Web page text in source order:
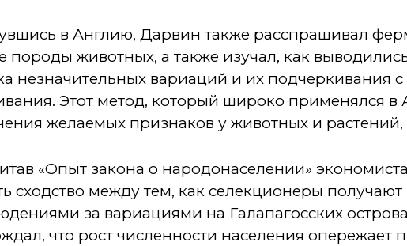
в Англию, Дарвин также расспрашивал
породы животных, а также изучал, как
незначительных вариаций и их подчеркивания
Этот метод, который широко применялся в
желаемых признаков у животных и
«Опыт закона о народонаселении»
сходство между тем, как селекционеры
за вариациями на Галапагосских
что рост численности населения опережает